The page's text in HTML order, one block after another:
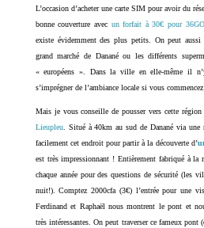
L’occasion d’acheter une carte SIM pour avoir du
bonne couverture avec un forfait à 30€ pour 36GO
existe évidemment des plus petits. On peut
grand marché de Danané ou les différents
« européens ». Dans la ville en elle-même il
s’imprégner de l’ambiance locale si vous
Mais je vous conseille de pousser vers cette région
Lieupleu. Situé à 40km au sud de Danané via une
facilement cet endroit pour partir à la découverte d’
est très impressionnant ! Entièrement fabriqué à
chaque année pour des questions de sécurité (les
nuit!). Comptez 2000cfa (3€) l’entrée pour une
Ferdinand et Raphaël nous montrent le pont et
très intéressantes. On peut traverser ce fameux pont (